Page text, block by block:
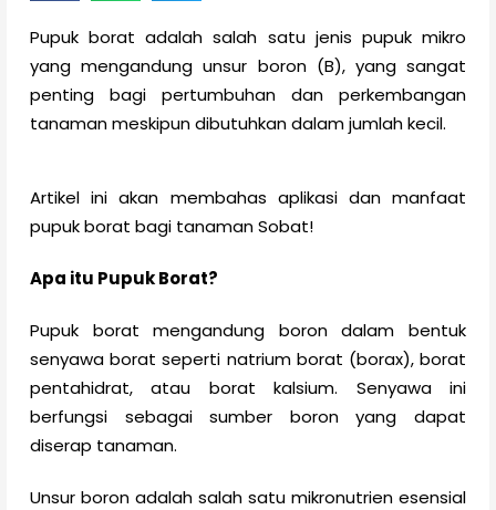
Pupuk borat adalah salah satu jenis pupuk mikro
yang mengandung unsur boron (B), yang sangat
penting bagi pertumbuhan dan perkembangan
tanaman meskipun dibutuhkan dalam jumlah kecil.
Artikel ini akan membahas aplikasi dan manfaat
pupuk borat bagi tanaman Sobat!
Apa itu Pupuk Borat?
Pupuk borat mengandung boron dalam bentuk
senyawa borat seperti natrium borat (borax), borat
pentahidrat, atau borat kalsium. Senyawa ini
berfungsi sebagai sumber boron yang dapat
diserap tanaman.
Unsur boron adalah salah satu mikronutrien esensial